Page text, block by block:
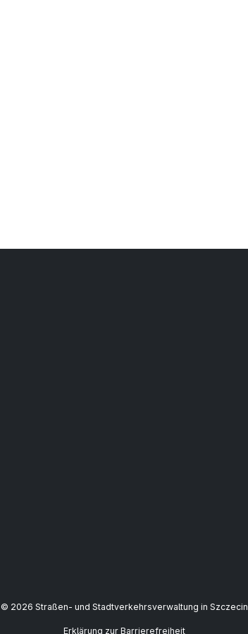
© 2026 Straßen- und Stadtverkehrsverwaltung in Szczecin
Erklärung zur Barrierefreiheit